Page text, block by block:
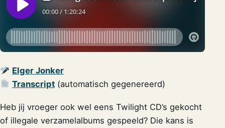
Elger Jonker
Transcript(automatisch gegenereerd)
Heb jij vroeger ook wel eens Twilight CD’s gekocht
of illegale verzamelalbums gespeeld? Die kans is